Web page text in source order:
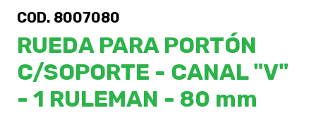
COD. 8007080
RUEDA PARA PORTÓN
C/SOPORTE - CANAL "V"
- 1 RULEMAN - 80 mm